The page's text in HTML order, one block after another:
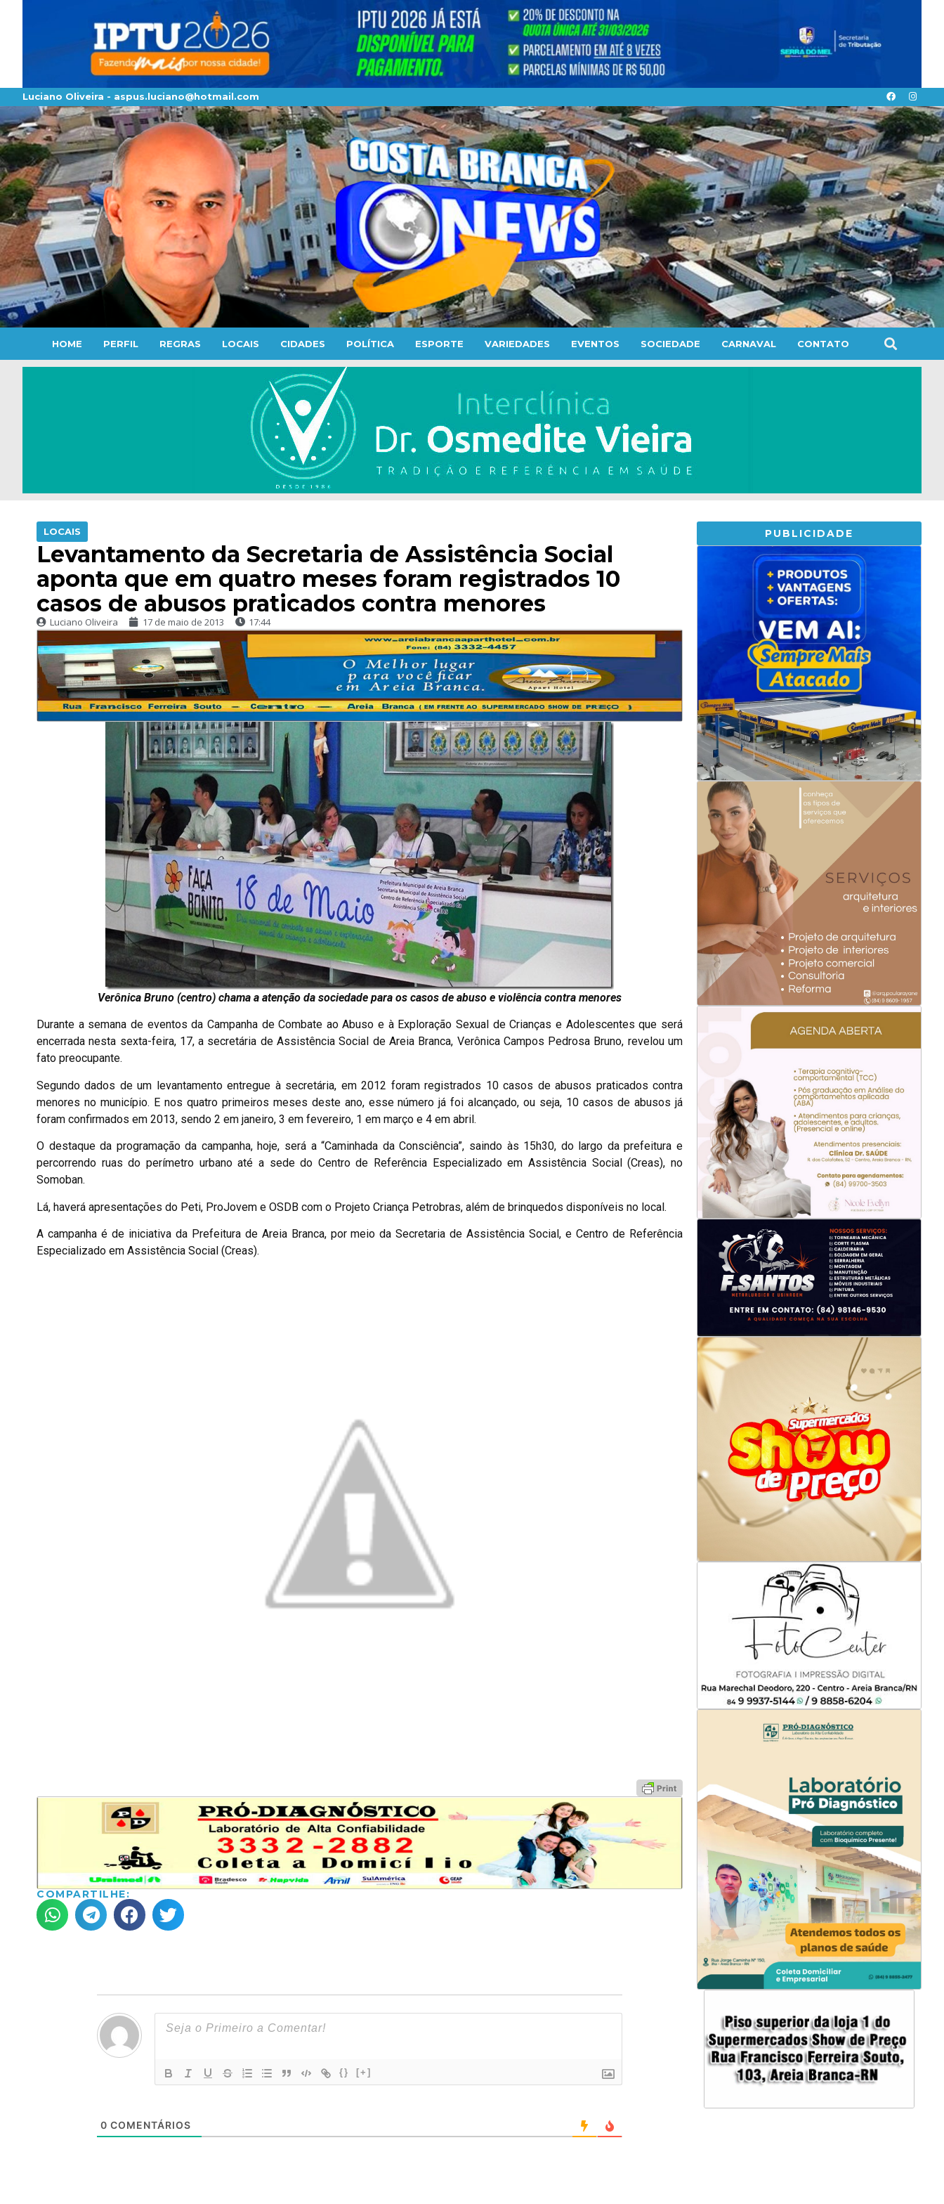
Luciano Oliveira - aspus.luciano@hotmail.com
HOME PERFIL REGRAS LOCAIS CIDADES POLÍTICA ESPORTE VARIEDADES EVENTOS SOCIEDADE CARNAVAL CONTATO
LOCAIS
Levantamento da Secretaria de Assistência Social
aponta que em quatro meses foram registrados 10
casos de abusos praticados contra menores
Luciano Oliveira 17 de maio de 2013 17:44
Verônica Bruno (centro) chama a atenção da sociedade para os casos de abuso e violência contra menores
Durante a semana de eventos da Campanha de Combate ao Abuso e à Exploração Sexual de Crianças e Adolescentes que será
encerrada nesta sexta-feira, 17, a secretária de Assistência Social de Areia Branca, Verônica Campos Pedrosa Bruno, revelou um
fato preocupante.
Segundo dados de um levantamento entregue à secretária, em 2012 foram registrados 10 casos de abusos praticados contra
menores no município. E nos quatro primeiros meses deste ano, esse número já foi alcançado, ou seja, 10 casos de abusos já
foram confirmados em 2013, sendo 2 em janeiro, 3 em fevereiro, 1 em março e 4 em abril.
O destaque da programação da campanha, hoje, será a “Caminhada da Consciência”, saindo às 15h30, do largo da prefeitura e
percorrendo ruas do perímetro urbano até a sede do Centro de Referência Especializado em Assistência Social (Creas), no
Somoban.
Lá, haverá apresentações do Peti, ProJovem e OSDB com o Projeto Criança Petrobras, além de brinquedos disponíveis no local.
A campanha é de iniciativa da Prefeitura de Areia Branca, por meio da Secretaria de Assistência Social, e Centro de Referência
Especializado em Assistência Social (Creas).
COMPARTILHE:
{} [+]
0 COMENTÁRIOS
PUBLICIDADE